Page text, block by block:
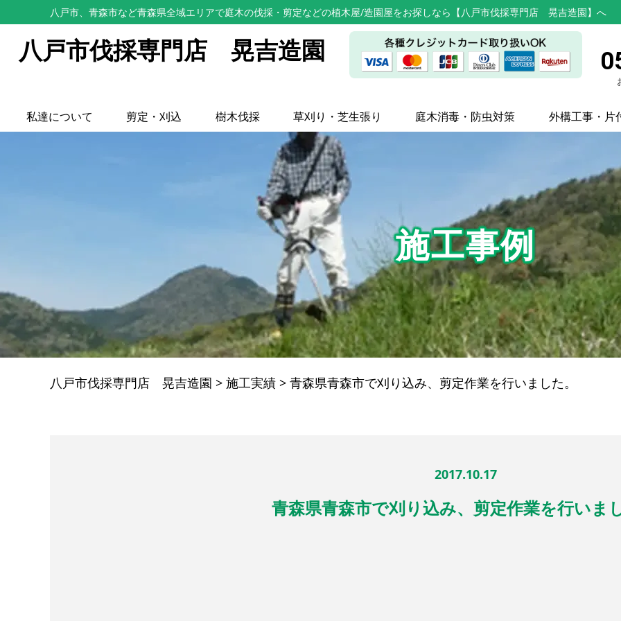
八戸市、青森市など青森県全域エリアで庭木の伐採・剪定などの植木屋/造園屋をお探しなら【八戸市伐採専門店 晃吉造園】へ
八戸市伐採専門店 晃吉造園
私達について 剪定・刈込 樹木伐採 草刈り・芝生張り 庭木消毒・防虫対策 外構工事・片
施工事例
八戸市伐採専門店 晃吉造園 > 施工実績 > 青森県青森市で刈り込み、剪定作業を行いました。
2017.10.17
青森県青森市で刈り込み、剪定作業を行いま